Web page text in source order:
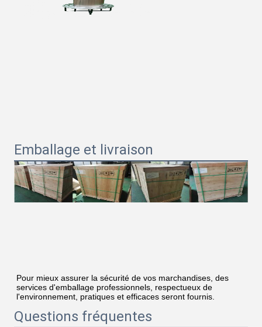
Emballage et livraison
Pour mieux assurer la sécurité de vos marchandises, des
services d'emballage professionnels, respectueux de
l'environnement, pratiques et efficaces seront fournis.
Questions fréquentes